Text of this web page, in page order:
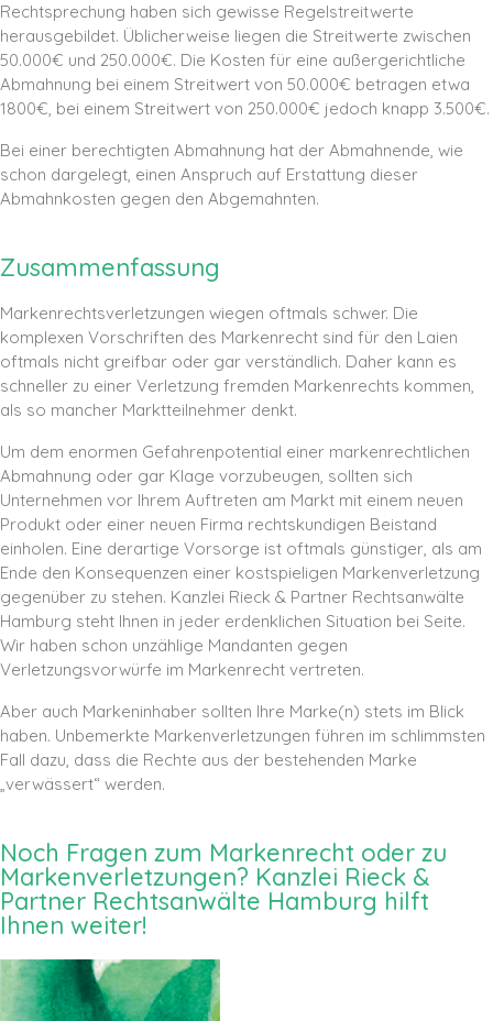
Rechtsprechung haben sich gewisse Regelstreitwerte
herausgebildet. Üblicherweise liegen die Streitwerte zwischen
50.000€ und 250.000€. Die Kosten für eine außergerichtliche
Abmahnung bei einem Streitwert von 50.000€ betragen etwa
1800€, bei einem Streitwert von 250.000€ jedoch knapp 3.500€.
Bei einer berechtigten Abmahnung hat der Abmahnende, wie
schon dargelegt, einen Anspruch auf Erstattung dieser
Abmahnkosten gegen den Abgemahnten.
Zusammenfassung
Markenrechtsverletzungen wiegen oftmals schwer. Die
komplexen Vorschriften des Markenrecht sind für den Laien
oftmals nicht greifbar oder gar verständlich. Daher kann es
schneller zu einer Verletzung fremden Markenrechts kommen,
als so mancher Marktteilnehmer denkt.
Um dem enormen Gefahrenpotential einer markenrechtlichen
Abmahnung oder gar Klage vorzubeugen, sollten sich
Unternehmen vor Ihrem Auftreten am Markt mit einem neuen
Produkt oder einer neuen Firma rechtskundigen Beistand
einholen. Eine derartige Vorsorge ist oftmals günstiger, als am
Ende den Konsequenzen einer kostspieligen Markenverletzung
gegenüber zu stehen. Kanzlei Rieck & Partner Rechtsanwälte
Hamburg steht Ihnen in jeder erdenklichen Situation bei Seite.
Wir haben schon unzählige Mandanten gegen
Verletzungsvorwürfe im Markenrecht vertreten.
Aber auch Markeninhaber sollten Ihre Marke(n) stets im Blick
haben. Unbemerkte Markenverletzungen führen im schlimmsten
Fall dazu, dass die Rechte aus der bestehenden Marke
„verwässert“ werden.
Noch Fragen zum Markenrecht oder zu
Markenverletzungen? Kanzlei Rieck &
Partner Rechtsanwälte Hamburg hilft
Ihnen weiter!